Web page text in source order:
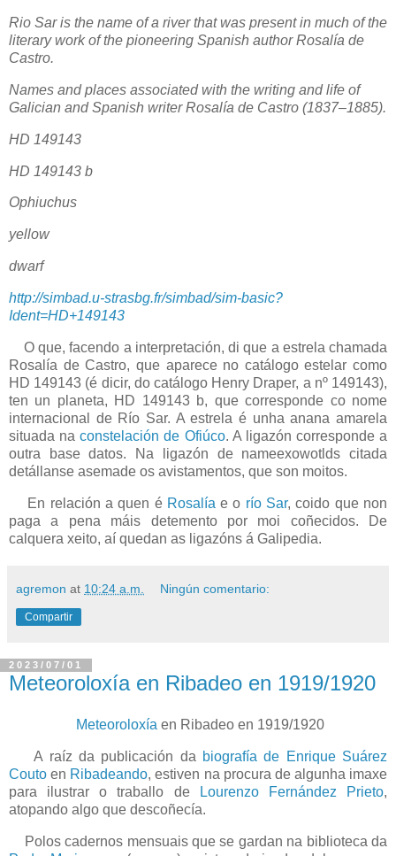
Rio Sar is the name of a river that was present in much of the
literary work of the pioneering Spanish author Rosalía de
Castro.
Names and places associated with the writing and life of
Galician and Spanish writer Rosalía de Castro (1837–1885).
HD 149143
HD 149143 b
Ophiuchus
yellow
dwarf
http://simbad.u-strasbg.fr/simbad/sim-basic?
Ident=HD+149143
O que, facendo a interpretación, di que a estrela chamada
Rosalía de Castro, que aparece no catálogo estelar como
HD 149143 (é dicir, do catálogo Henry Draper, a nº 149143),
ten un planeta, HD 149143 b, que corresponde co nome
internacional de Río Sar. A estrela é unha anana amarela
situada naconstelación de Ofiúco. A ligazón corresponde a
outra base datos. Na ligazón de nameexowotlds citada
detállanse asemade os avistamentos, que son moitos.
En relación a quen é Rosalía e o río Sar, coido que non
paga a pena máis detemento por moi coñecidos. De
calquera xeito, aí quedan as ligazóns á Galipedia.
agremon at 10:24 a.m. Ningún comentario:
Compartir
2023/07/01
Meteoroloxía en Ribadeo en 1919/1920
Meteoroloxía en Ribadeo en 1919/1920
A raíz da publicación da biografía de Enrique Suárez
Couto en Ribadeando, estiven na procura de algunha imaxe
para ilustrar o traballo de
Lourenzo Fernández Prieto,
atopando algo que descoñecía.
Polos cadernos mensuais que se gardan na biblioteca da